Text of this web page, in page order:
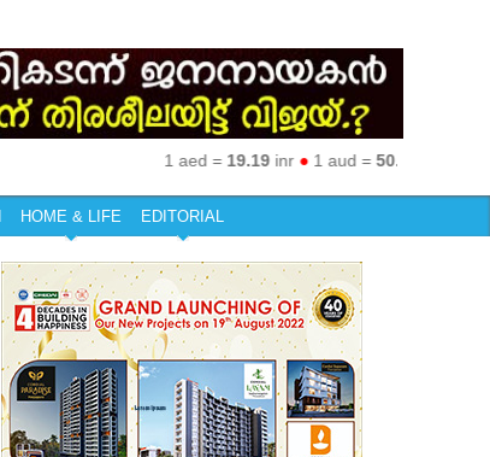
1 aed =19.19inr●1 aud =50.27inr
HOME & LIFE EDITORIAL